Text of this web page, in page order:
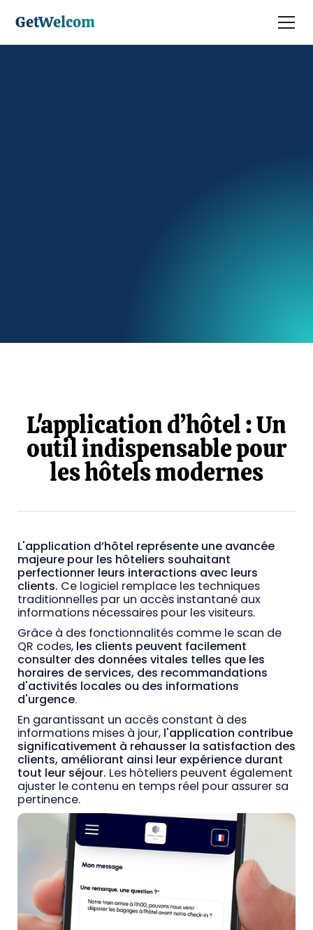
GetWelcom
L'application d’hôtel : Un
outil indispensable pour
les hôtels modernes
L'application d’hôtel représente une avancée
majeure pour les hôteliers souhaitant
perfectionner leurs interactions avec leurs
clients. Ce logiciel remplace les techniques
traditionnelles par un accès instantané aux
informations nécessaires pour les visiteurs.
Grâce à des fonctionnalités comme le scan de
QR codes, les clients peuvent facilement
consulter des données vitales telles que les
horaires de services, des recommandations
d'activités locales ou des informations
d'urgence.
En garantissant un accès constant à des
informations mises à jour, l'application contribue
significativement à rehausser la satisfaction des
clients, améliorant ainsi leur expérience durant
tout leur séjour. Les hôteliers peuvent également
ajuster le contenu en temps réel pour assurer sa
pertinence.